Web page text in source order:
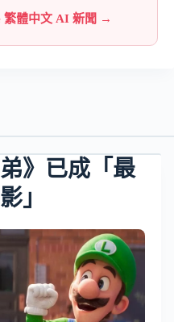
繁體中文 AI 新聞 →
》已成「最
」